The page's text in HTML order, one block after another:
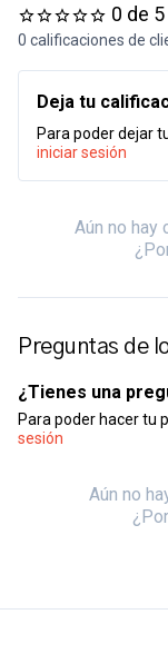
0 de 5
0 calificaciones de
Deja tu
Para poder dejar
iniciar sesión
Aún no hay
Preguntas de
¿Tienes una
Para poder hacer tu
sesión
Aún no